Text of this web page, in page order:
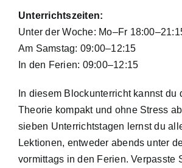
Unterrichtszeiten:
Unter der Woche: Mo–Fr
Am Samstag: 09:00–12:15
In den Ferien: 09:00–12:15
In diesem Blockunterricht kannst du
Theorie kompakt und ohne Stress
sieben Unterrichtstagen lernst du
Lektionen, entweder abends unter
vormittags in den Ferien. Verpasste